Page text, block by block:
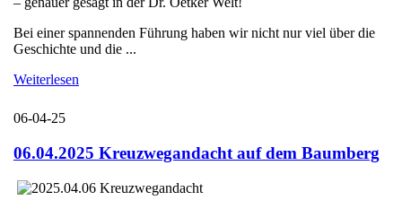
Bei einer spannenden Führung haben wir nicht nur viel über die
Geschichte und die ...
Weiterlesen
06-04-25
06.04.2025 Kreuzwegandacht auf dem Baumberg